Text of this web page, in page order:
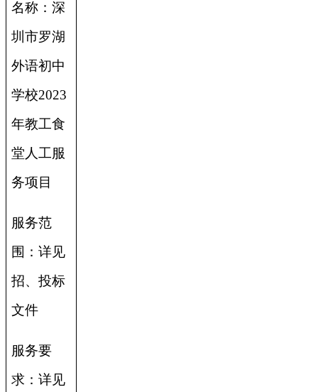
名称：深
圳市罗湖
外语初中
学校2023
年教工食
堂人工服
务项目
服务范
围：详见
招、投标
文件
服务要
求：详见